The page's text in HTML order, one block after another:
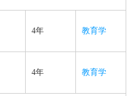
4年 教育学
4年 教育学